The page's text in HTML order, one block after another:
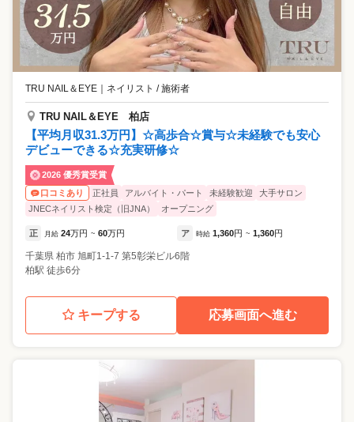
TRU NAIL＆EYE ネイリスト / 施術者
TRU NAIL＆EYE 柏店
【平均月収31.3万円】☆高歩合☆賞与☆未経験でも安心
デビューできる☆充実研修☆
2026 優秀賞受賞
口コミあり
正社員 アルバイト・パート 未経験歓迎
大手サロン
JNECネイリスト検定（旧JNA）
オープニング
正 月給 24万円 ~ 60万円 ア 時給 1,360円 ~ 1,360円
千葉県 柏市 旭町1-1-7 第5彰栄ビル6階
柏駅 徒歩6分
キープする 応募画面へ進む